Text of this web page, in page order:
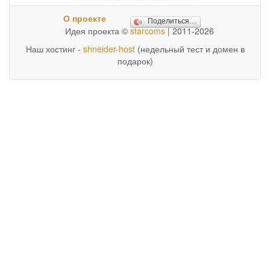
О проекте Поделиться…
Идея проекта © starcoms| 2011-2026
Наш хостинг - shneider-host(недельный тест и домен в
подарок)